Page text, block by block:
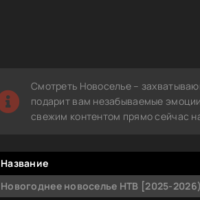
Смотреть Новоселье –
подарит вам незабываемые
свежим контентом прямо сейчас
Название
Новогоднее новоселье НТВ [2025-